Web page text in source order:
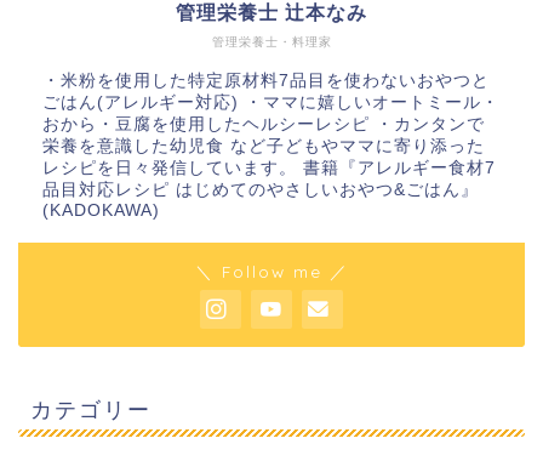
管理栄養士・料理家
管理栄養士 辻本なみ
・米粉を使用した特定原材料7品目を使わないおやつと
ごはん(アレルギー対応) ・ママに嬉しいオートミール・
おから・豆腐を使用したヘルシーレシピ ・カンタンで
栄養を意識した幼児食 など子どもやママに寄り添った
レシピを日々発信しています。 書籍『アレルギー食材7
品目対応レシピ はじめてのやさしいおやつ&ごはん』
(KADOKAWA)
＼ Follow me ／
カテゴリー